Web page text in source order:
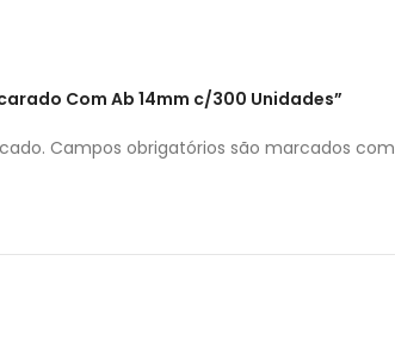
Com Ab 14mm c/300 Unidades”
Campos obrigatórios são marcados com